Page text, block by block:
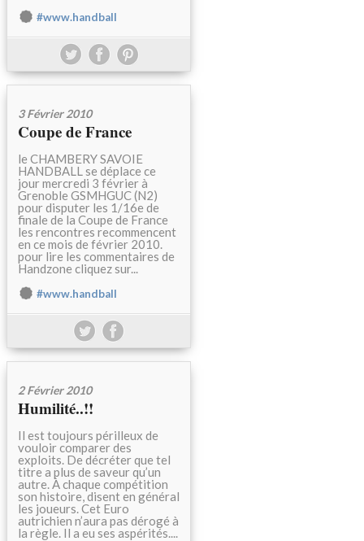
#www.handball
3 Février 2010
Coupe de France
le CHAMBERY SAVOIE
HANDBALL se déplace ce
jour mercredi 3 février à
Grenoble GSMHGUC (N2)
pour disputer les 1/16e de
finale de la Coupe de France
les rencontres recommencent
en ce mois de février 2010.
pour lire les commentaires de
Handzone cliquez sur...
#www.handball
2 Février 2010
Humilité..!!
Il est toujours périlleux de
vouloir comparer des
exploits. De décréter que tel
titre a plus de saveur qu’un
autre. À chaque compétition
son histoire, disent en général
les joueurs. Cet Euro
autrichien n’aura pas dérogé à
la règle. Il a eu ses aspérités....